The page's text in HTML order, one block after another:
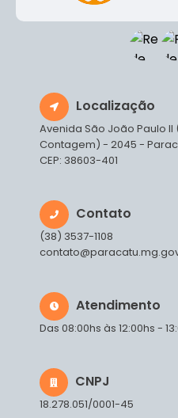
Localização
Avenida São João Paulo II
Contagem) - 2045 -
CEP: 38603-401
Contato
(38) 3537-1108
Atendimento
Das 08:00hs às 12:00hs -
CNPJ
18.278.051/0001-45